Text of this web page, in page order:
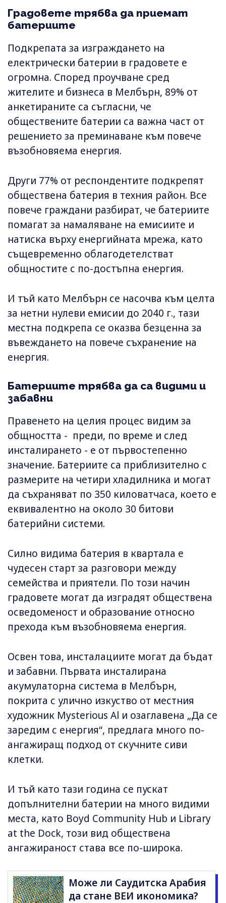
Градовете трябва да приемат
батериите
Подкрепата за изграждането на
електрически батерии в градовете е
огромна. Според проучване сред
жителите и бизнеса в Мелбърн, 89% от
анкетираните са съгласни, че
обществените батерии са важна част от
решението за преминаване към повече
възобновяема енергия.
Други 77% от респондентите подкрепят
обществена батерия в техния район. Все
повече граждани разбират, че батериите
помагат за намаляване на емисиите и
натиска върху енергийната мрежа, като
същевременно облагодетелстват
общностите с по-достъпна енергия.
И тъй като Мелбърн се насочва към целта
за нетни нулеви емисии до 2040 г., тази
местна подкрепа се оказва безценна за
въвеждането на повече съхранение на
енергия.
Батериите трябва да са видими и
забавни
Правенето на целия процес видим за
общността - преди, по време и след
инсталирането - е от първостепенно
значение. Батериите са приблизително с
размерите на четири хладилника и могат
да съхраняват по 350 киловатчаса, което е
еквивалентно на около 30 битови
батерийни системи.
Силно видима батерия в квартала е
чудесен старт за разговори между
семейства и приятели. По този начин
градовете могат да изградят обществена
осведоменост и образование относно
прехода към възобновяема енергия.
Освен това, инсталациите могат да бъдат
и забавни. Първата инсталирана
акумулаторна система в Мелбърн,
покрита с улично изкуство от местния
художник Mysterious Al и озаглавена „Да се
заредим с енергия“, предлага много по-
ангажиращ подход от скучните сиви
клетки.
И тъй като тази година се пускат
допълнителни батерии на много видими
места, като Boyd Community Hub и Library
at the Dock, този вид обществена
ангажираност става все по-широка.
Може ли Саудитска Арабия
да стане ВЕИ икономика?